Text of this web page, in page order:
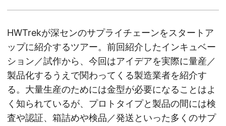
HWTrekが深センのサプライチェーンをスタートア
ップに紹介するツアー。前回紹介したインキュベー
ション／試作から、今回はアイデアを実際に量産／
製品化するうえで関わってくる製造業者を紹介す
る。大量生産のためには金型が必要になることはよ
く知られているが、プロトタイプと製品の間には検
査や認証、箱詰めや検品／発送といった多くのサプ